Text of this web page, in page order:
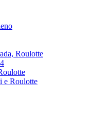
Roulotte
e Roulotte